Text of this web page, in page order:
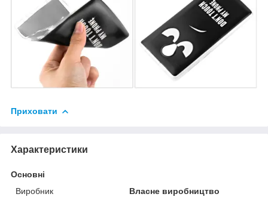
Приховати
Характеристики
Основні
Виробник
Власне виробництво